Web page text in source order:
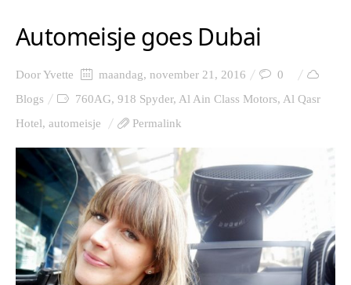
Automeisje goes Dubai
DoorYvette maandag, november 21, 2016
0
Blogs
760AG, 918 Spyder, Al Ain Class Motors, Al Qasr
Hotel, automeisje Permalink